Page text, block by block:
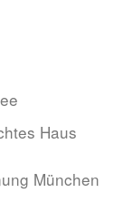
Haus
München